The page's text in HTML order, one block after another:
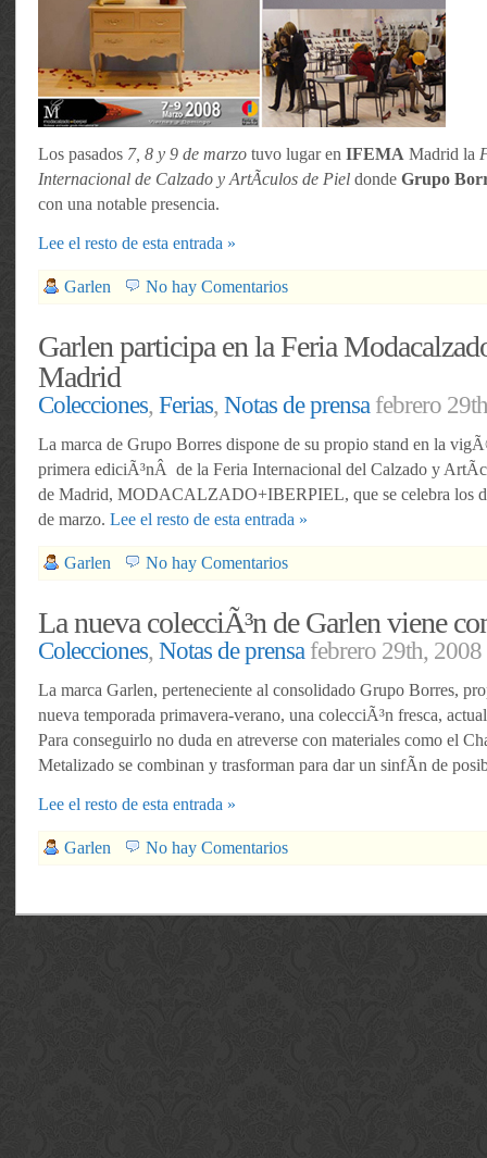
Los pasados 7, 8 y 9 de marzotuvo lugar en IFEMA Madrid la
Internacional de Calzado y ArtÃ­culos de Pieldonde Grupo
con una notable presencia.
Lee el resto de esta entrada »
Garlen No hay Comentarios
Garlen participa en la Feria
Madrid
Colecciones, Ferias, Notas de prensafebrero
La marca de Grupo Borres dispone de su propio stand en la
primera ediciÃ³nÂ de la Feria Internacional del Calzado y
de Madrid, MODACALZADO+IBERPIEL, que se celebra los
de marzo. Lee el resto de esta entrada »
Garlen No hay Comentarios
La nueva colecciÃ³n de Garlen viene
Colecciones,Notas de prensafebrero 29th, 2008
La marca Garlen, perteneciente al consolidado Grupo Borres,
nueva temporada primavera-verano, una colecciÃ³n fresca,
Para conseguirlo no duda en atreverse con materiales como el
Metalizado se combinan y trasforman para dar un sinfÃ­n de
Lee el resto de esta entrada »
Garlen No hay Comentarios